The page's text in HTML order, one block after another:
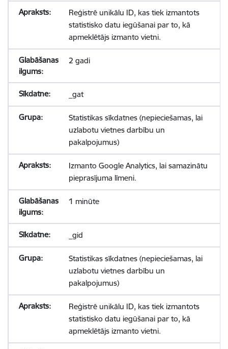
Reģistrē unikālu ID, kas tiek izmantots
statistisko datu iegūšanai par to, kā
apmeklētājs izmanto vietni.
2 gadi
_gat
Statistikas sīkdatnes (nepieciešamas, lai
uzlabotu vietnes darbību un
pakalpojumus)
Izmanto Google Analytics, lai samazinātu
pieprasījuma līmeni.
1 minūte
_gid
Statistikas sīkdatnes (nepieciešamas, lai
uzlabotu vietnes darbību un
pakalpojumus)
Reģistrē unikālu ID, kas tiek izmantots
statistisko datu iegūšanai par to, kā
apmeklētājs izmanto vietni.